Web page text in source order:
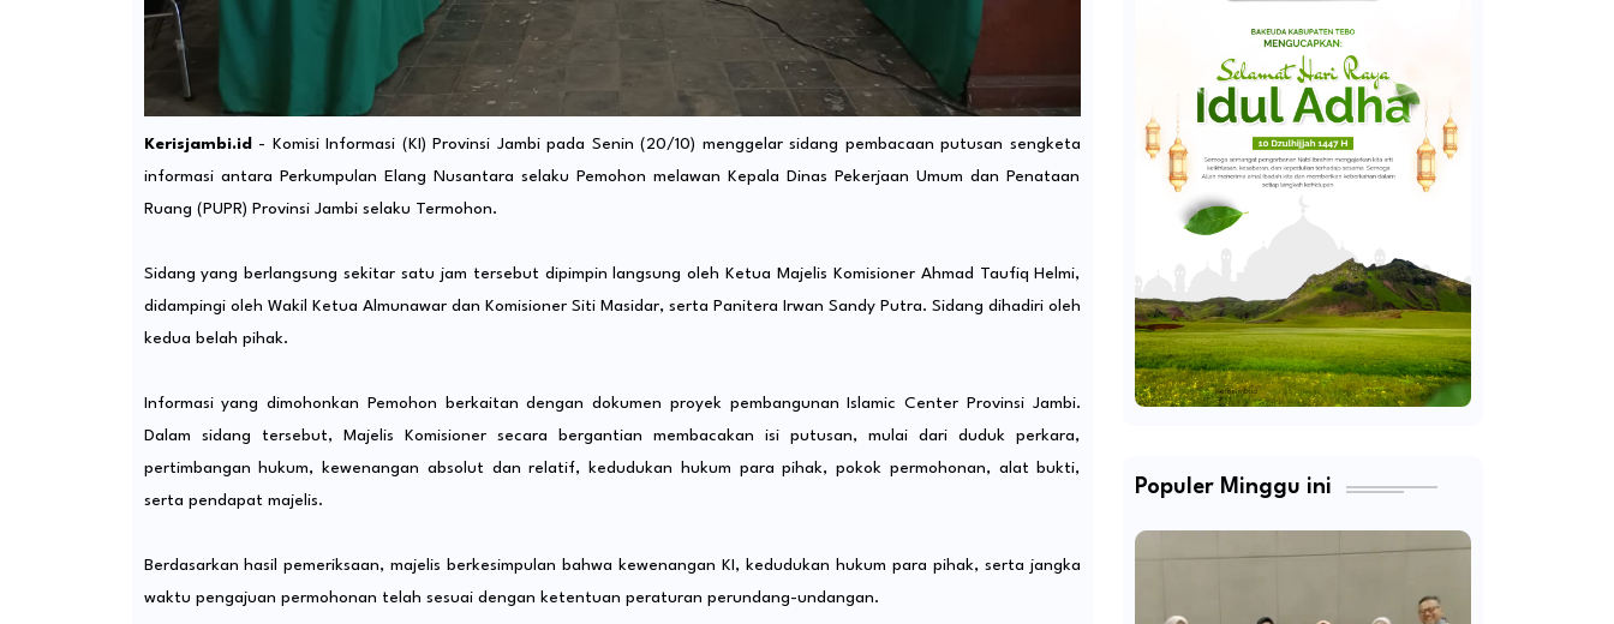
Kerisjambi.id
- Komisi Informasi (KI) Provinsi Jambi pada Senin (20/10) menggelar sidang pembacaan putusan sengketa
informasi antara Perkumpulan Elang Nusantara selaku Pemohon melawan Kepala Dinas Pekerjaan Umum dan Penataan
Ruang (PUPR) Provinsi Jambi selaku Termohon.
Sidang yang berlangsung sekitar satu jam tersebut dipimpin langsung oleh Ketua Majelis Komisioner Ahmad Taufiq Helmi,
didampingi oleh Wakil Ketua Almunawar dan Komisioner Siti Masidar, serta Panitera Irwan Sandy Putra. Sidang dihadiri oleh
kedua belah pihak.
Informasi yang dimohonkan Pemohon berkaitan dengan dokumen proyek pembangunan Islamic Center Provinsi Jambi.
Dalam sidang tersebut, Majelis Komisioner secara bergantian membacakan isi putusan, mulai dari duduk perkara,
pertimbangan hukum, kewenangan absolut dan relatif, kedudukan hukum para pihak, pokok permohonan, alat bukti,
serta pendapat majelis.
Berdasarkan hasil pemeriksaan, majelis berkesimpulan bahwa kewenangan KI, kedudukan hukum para pihak, serta jangka
waktu pengajuan permohonan telah sesuai dengan ketentuan peraturan perundang-undangan.
Populer Minggu ini